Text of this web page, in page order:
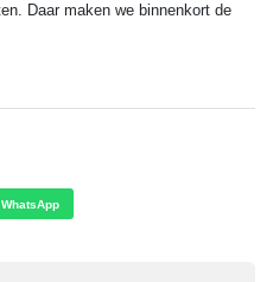
Daar maken we binnenkort de
WhatsApp